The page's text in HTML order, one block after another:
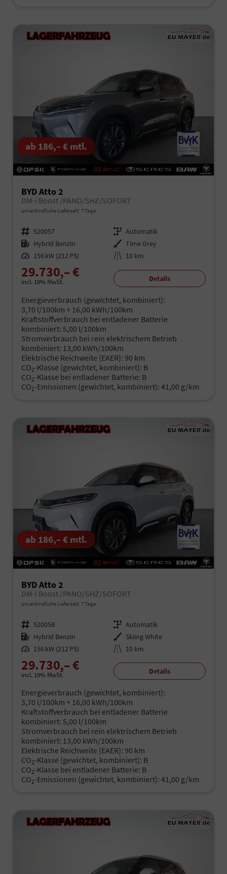
ab 186,– € mtl.
BYD Atto 2
DM-i Boost /PANO/SHZ/SOFORT
unverbindliche Lieferzeit: 7 Tage
Fahrzeugnr. 520057 Getriebe Automatik
Kraftstoff Hybrid Benzin Außenfarbe Time Grey
Leistung 156 kW (212 PS) Kilometerstand 10 km
29.730,– €
incl. 19% MwSt. Details
Energieverbrauch (gewichtet, kombiniert):
3,70 l/100km + 16,00 kWh/100km
Kraftstoffverbrauch bei entladener Batterie
kombiniert: 5,00 l/100km
Stromverbrauch bei rein elektrischem Betrieb
kombiniert: 13,00 kWh/100km
Elektrische Reichweite (EAER): 90 km
CO2-Klasse (gewichtet, kombiniert): B
CO2-Klasse bei entladener Batterie: B
CO2-Emissionen (gewichtet, kombiniert): 41,00 g/km
ab 186,– € mtl.
BYD Atto 2
DM-i Boost /PANO/SHZ/SOFORT
unverbindliche Lieferzeit: 7 Tage
Fahrzeugnr. 520058 Getriebe Automatik
Kraftstoff Hybrid Benzin Außenfarbe Skiing White
Leistung 156 kW (212 PS) Kilometerstand 10 km
29.730,– €
incl. 19% MwSt. Details
Energieverbrauch (gewichtet, kombiniert):
3,70 l/100km + 16,00 kWh/100km
Kraftstoffverbrauch bei entladener Batterie
kombiniert: 5,00 l/100km
Stromverbrauch bei rein elektrischem Betrieb
kombiniert: 13,00 kWh/100km
Elektrische Reichweite (EAER): 90 km
CO2-Klasse (gewichtet, kombiniert): B
CO2-Klasse bei entladener Batterie: B
CO2-Emissionen (gewichtet, kombiniert): 41,00 g/km